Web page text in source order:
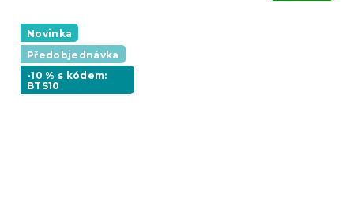
Novinka
Předobjednávka
-10 % s kódem:
BTS10